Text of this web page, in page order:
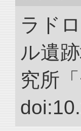
ラド
ル遺
究所